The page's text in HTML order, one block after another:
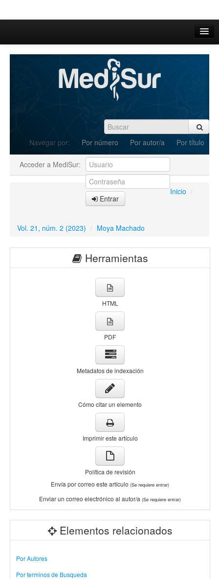
Inicio
Actual
Archivos
Navegar por: Por número Por autor/a Por título
Acceder a MediSur:
Entrar
Inicio /
Vol. 21, núm. 2 (2023) / Moya Machado
Herramientas
HTML
PDF
Metadatos de indexación
Cómo citar un elemento
Imprimir este artículo
Política de revisión
Envía por correo este artículo (Se requiere entrar)
Enviar un correo electrónico al autor/a (Se requiere entrar)
Elementos relacionados
Por Autores
Por terminos de Busqueda